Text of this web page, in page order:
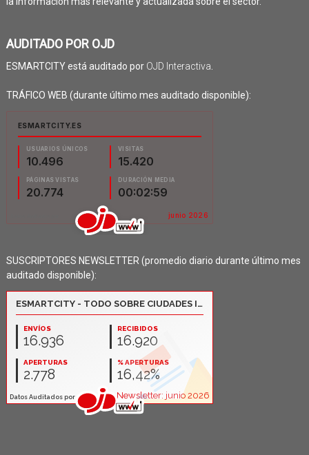
AUDITADO POR OJD
ESMARTCITY está auditado por OJD Interactiva
TRÁFICO WEB (durante último mes auditado disponible):
SUSCRIPTORES NEWSLETTER (promedio diario durante último mes
auditado disponible):